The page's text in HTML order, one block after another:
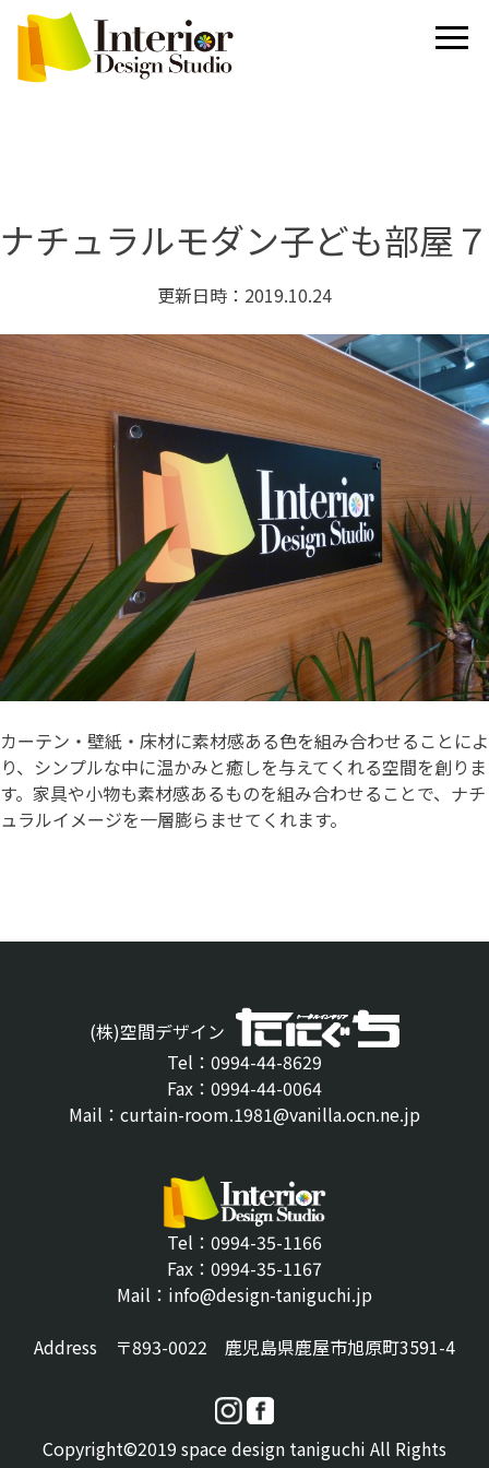
ナチュラルモダン子ども部屋７
更新日時：2019.10.24
カーテン・壁紙・床材に素材感ある色を組み合わせることによ
り、シンプルな中に温かみと癒しを与えてくれる空間を創りま
す。家具や小物も素材感あるものを組み合わせることで、ナチ
ュラルイメージを一層膨らませてくれます。
(株)空間デザイン
Tel：0994-44-8629
Fax：0994-44-0064
Mail：curtain-room.1981@vanilla.ocn.ne.jp
Tel：0994-35-1166
Fax：0994-35-1167
Mail：info@design-taniguchi.jp
Address 〒893-0022 鹿児島県鹿屋市旭原町3591-4
Copyright©2019 space design taniguchi All Rights